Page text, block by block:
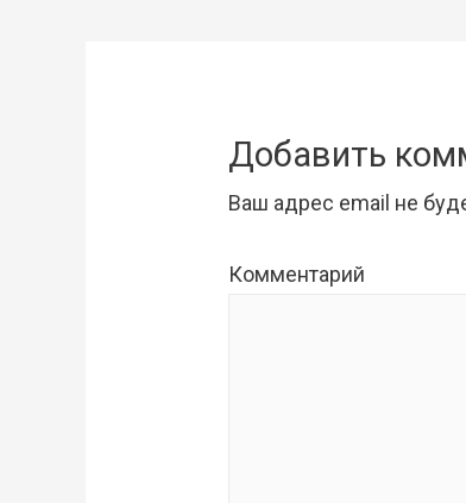
Добавить
Ваш адрес email не
Комментарий